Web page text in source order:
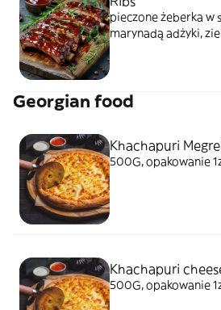
pieczone żeberka w
marynadą adżyki,
Georgian food
Khachapuri
500G, opakowanie
Khachapuri
500G, opakowanie